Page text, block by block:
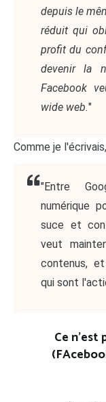
depuis le
réduit qui
profit du
devenir la
Facebook
wide web."
Comme je
"Entre
numérique
suce et
veut
contenus,
qui sont
Ce n'est